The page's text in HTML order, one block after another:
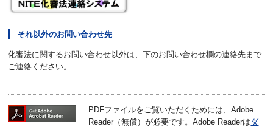
それ以外のお問い合わせ先
化審法に関するお問い合わせ以外は、下のお問い合わせ欄の連絡先まで
ご連絡ください。
PDFファイルをご覧いただくためには、Adobe
Reader（無償）が必要です。Adobe Readerはダ